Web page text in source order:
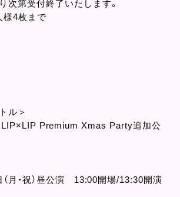
次第受付終了いたします。
様4枚まで
ル＞
Premium Xmas Party追加公
月・祝）昼公演 13:00開場/13:30開演